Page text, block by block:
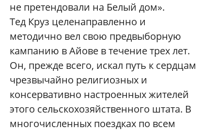
не претендовали на Белый дом».
Тед Круз целенаправленно и
методично вел свою предвыборную
кампанию в Айове в течение трех лет.
Он, прежде всего, искал путь к сердцам
чрезвычайно религиозных и
консервативно настроенных жителей
этого сельскохозяйственного штата. В
многочисленных поездках по всем